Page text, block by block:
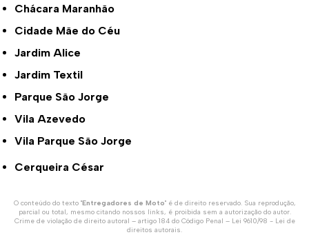
Chácara Maranhão
Cidade Mãe do Céu
Jardim Alice
Jardim Textil
Parque São Jorge
Vila Azevedo
Vila Parque São Jorge
Cerqueira César
O conteúdo do texto "Entregadores de Moto" é de direito reservado. Sua reprodução,
parcial ou total, mesmo citando nossos links, é proibida sem a autorização do autor.
Crime de violação de direito autoral – artigo 184 do Código Penal – Lei 9610/98 - Lei de
direitos autorais.